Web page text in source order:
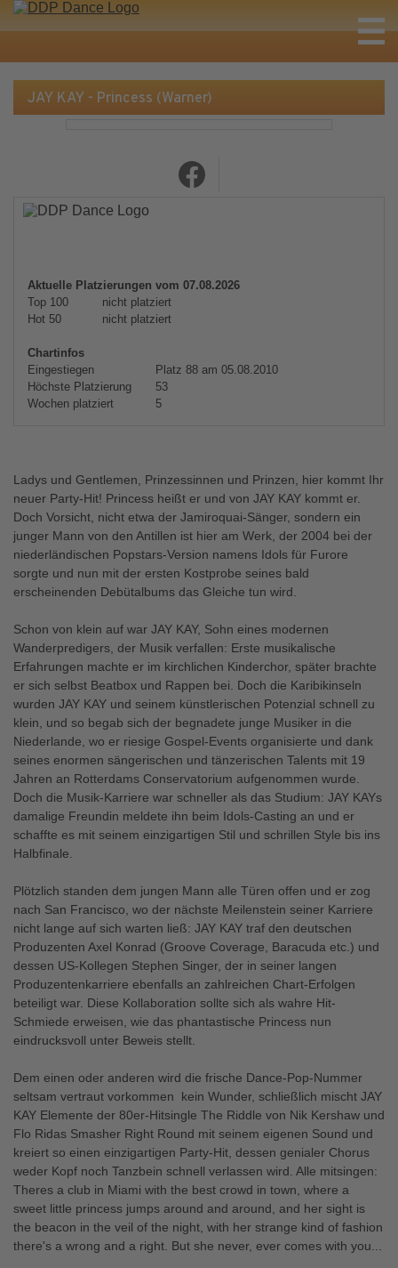
JAY KAY - Princess (Warner)
Aktuelle Platzierungen vom 07.08.2026
Top 100
nicht platziert
Hot 50
nicht platziert
Chartinfos
Eingestiegen
Platz 88 am 05.08.2010
Höchste Platzierung
53
Wochen platziert
5
Ladys und Gentlemen, Prinzessinnen und Prinzen, hier kommt Ihr
neuer Party-Hit! Princess heißt er und von JAY KAY kommt er.
Doch Vorsicht, nicht etwa der Jamiroquai-Sänger, sondern ein
junger Mann von den Antillen ist hier am Werk, der 2004 bei der
niederländischen Popstars-Version namens Idols für Furore
sorgte und nun mit der ersten Kostprobe seines bald
erscheinenden Debütalbums das Gleiche tun wird.
Schon von klein auf war JAY KAY, Sohn eines modernen
Wanderpredigers, der Musik verfallen: Erste musikalische
Erfahrungen machte er im kirchlichen Kinderchor, später brachte
er sich selbst Beatbox und Rappen bei. Doch die Karibikinseln
wurden JAY KAY und seinem künstlerischen Potenzial schnell zu
klein, und so begab sich der begnadete junge Musiker in die
Niederlande, wo er riesige Gospel-Events organisierte und dank
seines enormen sängerischen und tänzerischen Talents mit 19
Jahren an Rotterdams Conservatorium aufgenommen wurde.
Doch die Musik-Karriere war schneller als das Studium: JAY KAYs
damalige Freundin meldete ihn beim Idols-Casting an und er
schaffte es mit seinem einzigartigen Stil und schrillen Style bis ins
Halbfinale.
Plötzlich standen dem jungen Mann alle Türen offen und er zog
nach San Francisco, wo der nächste Meilenstein seiner Karriere
nicht lange auf sich warten ließ: JAY KAY traf den deutschen
Produzenten Axel Konrad (Groove Coverage, Baracuda etc.) und
dessen US-Kollegen Stephen Singer, der in seiner langen
Produzentenkarriere ebenfalls an zahlreichen Chart-Erfolgen
beteiligt war. Diese Kollaboration sollte sich als wahre Hit-
Schmiede erweisen, wie das phantastische Princess nun
eindrucksvoll unter Beweis stellt.
Dem einen oder anderen wird die frische Dance-Pop-Nummer
seltsam vertraut vorkommen  kein Wunder, schließlich mischt JAY
KAY Elemente der 80er-Hitsingle The Riddle von Nik Kershaw und
Flo Ridas Smasher Right Round mit seinem eigenen Sound und
kreiert so einen einzigartigen Party-Hit, dessen genialer Chorus
weder Kopf noch Tanzbein schnell verlassen wird. Alle mitsingen:
Theres a club in Miami with the best crowd in town, where a
sweet little princess jumps around and around, and her sight is
the beacon in the veil of the night, with her strange kind of fashion
there's a wrong and a right. But she never, ever comes with you...